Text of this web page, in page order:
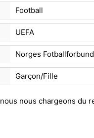
Football
UEFA
Norges Fotballforbund
Garçon/Fille